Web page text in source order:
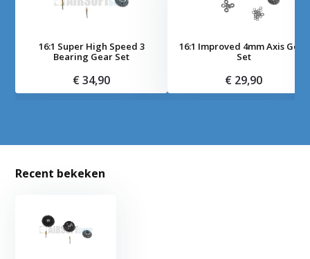
16:1 Super High Speed 3
Bearing Gear Set
€ 34,90
16:1 Improved 4mm Axis Gear
Set
€ 29,90
Recent bekeken